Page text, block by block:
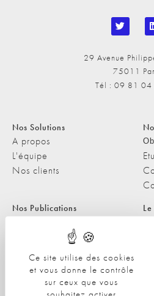
Ce site utilise des cookies
et vous donne le contrôle
sur ceux que vous
29 Avenue
75011
Tél : 09 81
Nos Solutions
A propos
L'équipe
Nos clients
Nos Publications
Les Podcasts de L'ObSoCo
L'ObSoCo dans les médias
Contacts
Nous contacter